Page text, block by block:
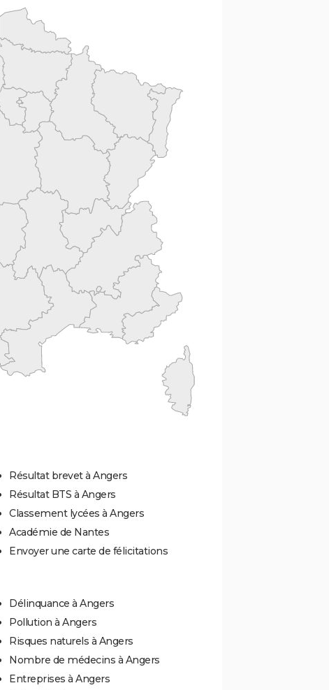
Résultat brevet à Angers
Résultat BTS à Angers
Classement lycées à Angers
Académie de Nantes
Envoyer une carte de félicitations
Délinquance à Angers
Pollution à Angers
Risques naturels à Angers
Nombre de médecins à Angers
Entreprises à Angers